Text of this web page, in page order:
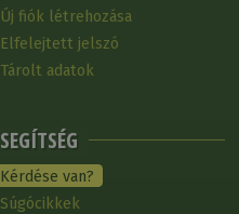
Új fiók létrehozása
Elfelejtett jelszó
Tárolt adatok
SEGÍTSÉG
Kérdése van?
Súgócikkek